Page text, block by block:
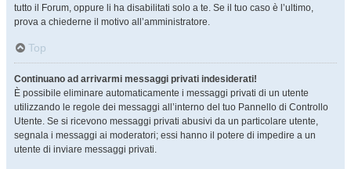
tutto il Forum, oppure li ha disabilitati solo a te. Se il tuo caso è l’ultimo,
prova a chiederne il motivo all’amministratore.
Top
Continuano ad arrivarmi messaggi privati indesiderati!
È possibile eliminare automaticamente i messaggi privati ​​di un utente
utilizzando le regole dei messaggi all’interno del tuo Pannello di Controllo
Utente. Se si ricevono messaggi privati ​​abusivi da un particolare utente,
segnala i messaggi ai moderatori; essi hanno il potere di impedire a un
utente di inviare messaggi privati​​.